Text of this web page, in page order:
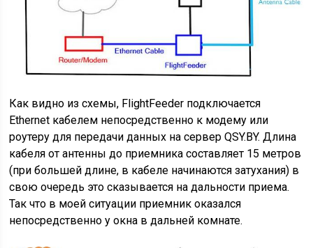
Как видно из схемы, FlightFeeder подключается
Ethernet кабелем непосредственно к модему или
роутеру для передачи данных на сервер QSY.BY. Длина
кабеля от антенны до приемника составляет 15 метров
(при большей длине, в кабеле начинаются затухания) в
свою очередь это сказывается на дальности приема.
Так что в моей ситуации приемник оказался
непосредственно у окна в дальней комнате.